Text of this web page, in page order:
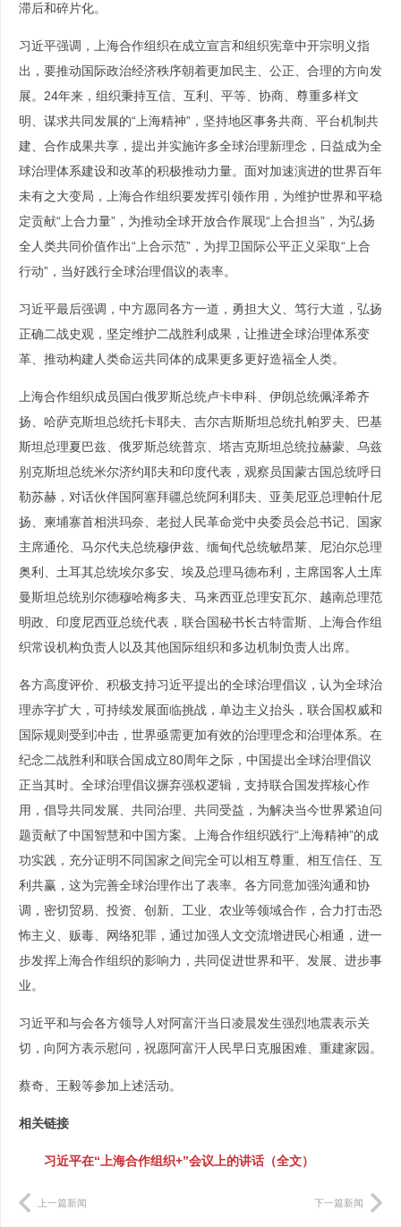
滞后和碎片化。
习近平强调，上海合作组织在成立宣言和组织宪章中开宗明义指
出，要推动国际政治经济秩序朝着更加民主、公正、合理的方向发
展。24年来，组织秉持互信、互利、平等、协商、尊重多样文
明、谋求共同发展的“上海精神”，坚持地区事务共商、平台机制共
建、合作成果共享，提出并实施许多全球治理新理念，日益成为全
球治理体系建设和改革的积极推动力量。面对加速演进的世界百年
未有之大变局，上海合作组织要发挥引领作用，为维护世界和平稳
定贡献“上合力量”，为推动全球开放合作展现“上合担当”，为弘扬
全人类共同价值作出“上合示范”，为捍卫国际公平正义采取“上合
行动”，当好践行全球治理倡议的表率。
习近平最后强调，中方愿同各方一道，勇担大义、笃行大道，弘扬
正确二战史观，坚定维护二战胜利成果，让推进全球治理体系变
革、推动构建人类命运共同体的成果更多更好造福全人类。
上海合作组织成员国白俄罗斯总统卢卡申科、伊朗总统佩泽希齐
扬、哈萨克斯坦总统托卡耶夫、吉尔吉斯斯坦总统扎帕罗夫、巴基
斯坦总理夏巴兹、俄罗斯总统普京、塔吉克斯坦总统拉赫蒙、乌兹
别克斯坦总统米尔济约耶夫和印度代表，观察员国蒙古国总统呼日
勒苏赫，对话伙伴国阿塞拜疆总统阿利耶夫、亚美尼亚总理帕什尼
扬、柬埔寨首相洪玛奈、老挝人民革命党中央委员会总书记、国家
主席通伦、马尔代夫总统穆伊兹、缅甸代总统敏昂莱、尼泊尔总理
奥利、土耳其总统埃尔多安、埃及总理马德布利，主席国客人土库
曼斯坦总统别尔德穆哈梅多夫、马来西亚总理安瓦尔、越南总理范
明政、印度尼西亚总统代表，联合国秘书长古特雷斯、上海合作组
织常设机构负责人以及其他国际组织和多边机制负责人出席。
各方高度评价、积极支持习近平提出的全球治理倡议，认为全球治
理赤字扩大，可持续发展面临挑战，单边主义抬头，联合国权威和
国际规则受到冲击，世界亟需更加有效的治理理念和治理体系。在
纪念二战胜利和联合国成立80周年之际，中国提出全球治理倡议
正当其时。全球治理倡议摒弃强权逻辑，支持联合国发挥核心作
用，倡导共同发展、共同治理、共同受益，为解决当今世界紧迫问
题贡献了中国智慧和中国方案。上海合作组织践行“上海精神”的成
功实践，充分证明不同国家之间完全可以相互尊重、相互信任、互
利共赢，这为完善全球治理作出了表率。各方同意加强沟通和协
调，密切贸易、投资、创新、工业、农业等领域合作，合力打击恐
怖主义、贩毒、网络犯罪，通过加强人文交流增进民心相通，进一
步发挥上海合作组织的影响力，共同促进世界和平、发展、进步事
业。
习近平和与会各方领导人对阿富汗当日凌晨发生强烈地震表示关
切，向阿方表示慰问，祝愿阿富汗人民早日克服困难、重建家园。
蔡奇、王毅等参加上述活动。
相关链接
习近平在“上海合作组织+”会议上的讲话（全文）
上一篇新闻 下一篇新闻